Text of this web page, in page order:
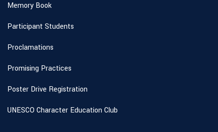
Memory Book
Participant Students
Proclamations
Promising Practices
Poster Drive Registration
UNESCO Character Education Club